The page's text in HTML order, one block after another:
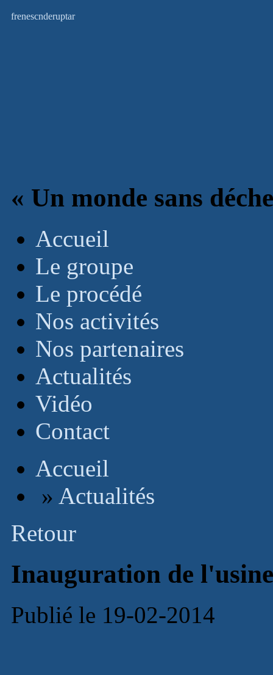
frenescnderuptar
« Un monde sans
Accueil
Le groupe
Le procédé
Nos activités
Nos partenaires
Actualités
Vidéo
Contact
Accueil
» Actualités
Retour
Inauguration de
Publié le 19-02-2014